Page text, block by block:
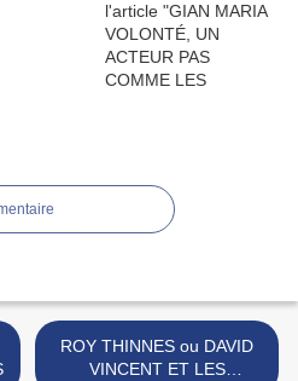
ROY THINNES ou DAVID
VINCENT ET LES